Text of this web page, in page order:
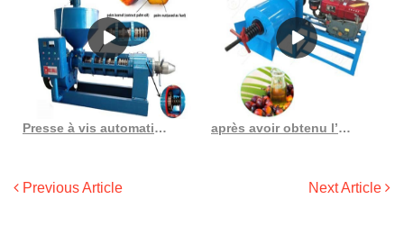
Presse à vis automatique pour huile froide, prix de l’huile de palme au Sénégal après avoir obtenu l’huile de palmiste brute, nous avons également le palmiste
Previous Article Next Article